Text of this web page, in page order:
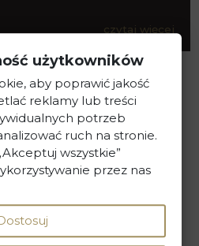
czytaj więcej
Skarbiec
02-181 Warszawa
użytkowników
aby poprawić jakość
reklamy lub treści
potrzeb
ruch na stronie.
wszystkie”
przez nas